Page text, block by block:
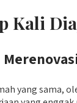
Kali
yang sama,